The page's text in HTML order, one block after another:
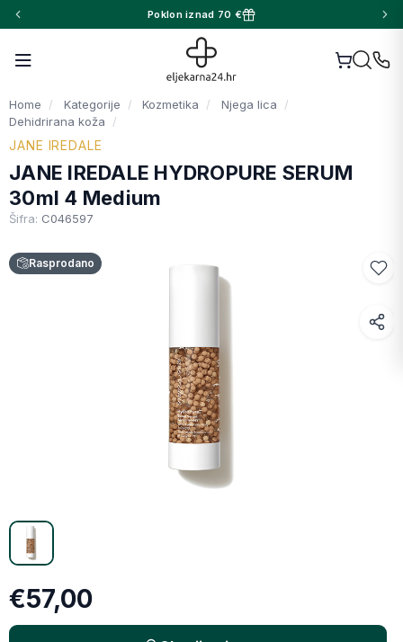
Poklon iznad 70 €
Home Kategorije Kozmetika
Njega lica
Dehidrirana koža
JANE IREDALE
JANE IREDALE HYDROPURE SERUM
30ml 4 Medium
Šifra: C046597
Rasprodano
€57,00